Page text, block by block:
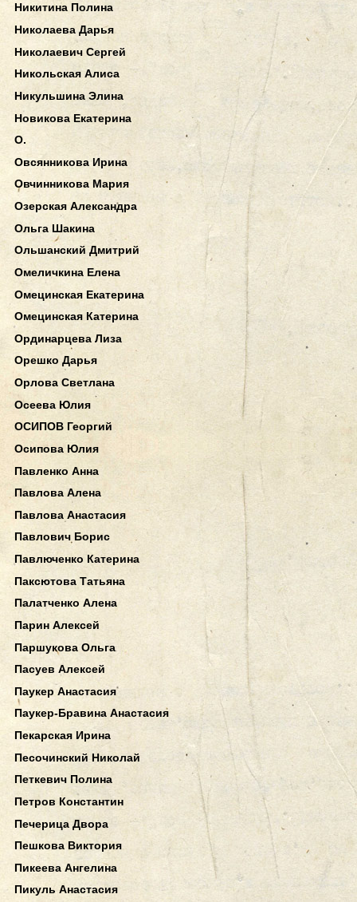
Никитина Полина
Николаева Дарья
Николаевич Сергей
Никольская Алиса
Никульшина Элина
Новикова Екатерина
О.
Овсянникова Ирина
Овчинникова Мария
Озерская Александра
Ольга Шакина
Ольшанский Дмитрий
Омеличкина Елена
Омецинская Екатерина
Омецинская Катерина
Ординарцева Лиза
Орешко Дарья
Орлова Светлана
Осеева Юлия
ОСИПОВ Георгий
Осипова Юлия
Павленко Анна
Павлова Алена
Павлова Анастасия
Павлович Борис
Павлюченко Катерина
Паксютова Татьяна
Палатченко Алена
Парин Алексей
Паршукова Ольга
Пасуев Алексей
Паукер Анастасия
Паукер-Бравина Анастасия
Пекарская Ирина
Песочинский Николай
Петкевич Полина
Петров Константин
Печерица Двора
Пешкова Виктория
Пикеева Ангелина
Пикуль Анастасия